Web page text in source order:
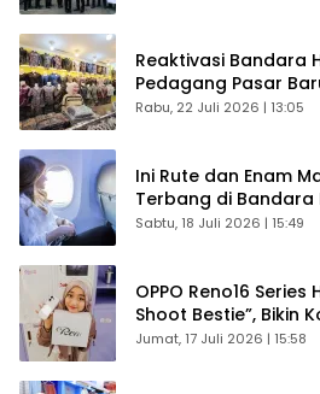
Reaktivasi Bandara
Pedagang Pasar
Kembali Ekonomi
Rabu, 22 Juli 2026 | 13:05
Ini Rute dan Enam
Terbang di Bandara
Sabtu, 18 Juli 2026 | 15:49
OPPO Reno16
Shoot Bestie”, Bikin
Betah
Jumat, 17 Juli 2026 | 15:58